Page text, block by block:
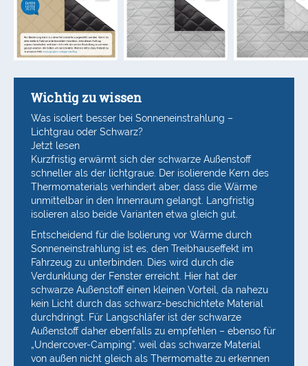
Wichtig zu wissen
Was isoliert besser bei Sonneneinstrahlung –
Lichtgrau oder Schwarz?
Jetzt lesen
Kurzfristig erwärmt sich der schwarze Außenstoff
schneller als der lichtgraue. Der isolierende Kern des
Thermomaterials verhindert aber, dass die Wärme
unmittelbar in den Innenraum gelangt. Langfristig
isolieren also beide Varianten etwa gleich gut.
Entscheidend für die Isolierung vor Wärme durch
Sonneneinstrahlung ist es, den Treibhauseffekt im
Fahrzeug zu unterbinden. Dies wird durch die
Verdunklung der Fenster erreicht. Hier hat der
schwarze Außenstoff einen kleinen Vorteil, da nahezu
kein Licht durch das schwarz-beschichtete Material
durchdringt. Für Langschläfer ist der schwarze
Außenstoff daher ebenfalls zu empfehlen – ebenso für
„Undercover-Camping”, weil das schwarze Material
von außen nicht gleich als Thermomatte zu erkennen